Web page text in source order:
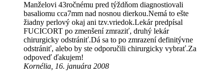
Manželovi 43ročnému pred týždňom diagnostiovali
basaliomu cca7mm nad nosnou dierkou.Nemá to ešte
žiadny perlový okaj ani tzv.vriedok.Lekár predpísal
FUCICORT po zmenšení zmraziť, druhý lekár
chirurgicky odstrániť.Dá sa to po zmrazení definitývne
odstrániť, alebo by ste odporučili chirurgicky vybrať.Za
odpoveď ďakujem!
Kornélia, 16. januára 2008